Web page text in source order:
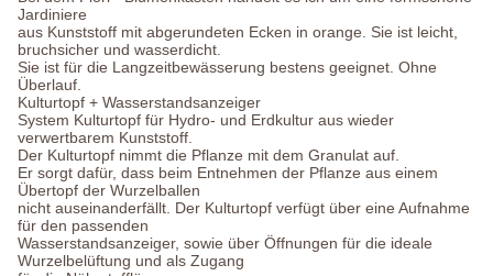
Jardiniere
aus Kunststoff mit abgerundeten Ecken in orange. Sie ist leicht,
bruchsicher und wasserdicht.
Sie ist für die Langzeitbewässerung bestens geeignet. Ohne
Überlauf.
Kulturtopf + Wasserstandsanzeiger
System Kulturtopf für Hydro- und Erdkultur aus wieder
verwertbarem Kunststoff.
Der Kulturtopf nimmt die Pflanze mit dem Granulat auf.
Er sorgt dafür, dass beim Entnehmen der Pflanze aus einem
Übertopf der Wurzelballen
nicht auseinanderfällt. Der Kulturtopf verfügt über eine Aufnahme
für den passenden
Wasserstandsanzeiger, sowie über Öffnungen für die ideale
Wurzelbelüftung und als Zugang